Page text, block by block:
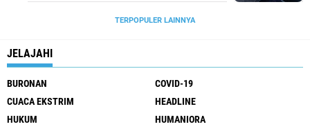
TERPOPULER LAINNYA
JELAJAHI
BURONAN
COVID-19
CUACA EKSTRIM
HEADLINE
HUKUM
HUMANIORA